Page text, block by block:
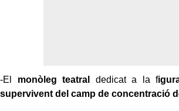
-El monòleg teatral dedicat a la f
supervivent del camp de concentració